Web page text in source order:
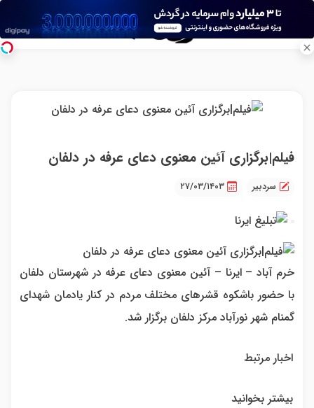
فیلم|برگزاری آئین معنوی دعای عرفه در دلفان
سردبیر ۲۷/۰۳/۱۴۰۳
خرم آباد – ایرنا – آئین معنوی دعای عرفه در شهرستان دلفان
با حضور باشکوه قشرهای مختلف مردم در کنار یادمان شهدای
گمنام شهر نورآباد مرکز دلفان برگزار شد.
اخبار مرتبط
بیشتر بخوانید